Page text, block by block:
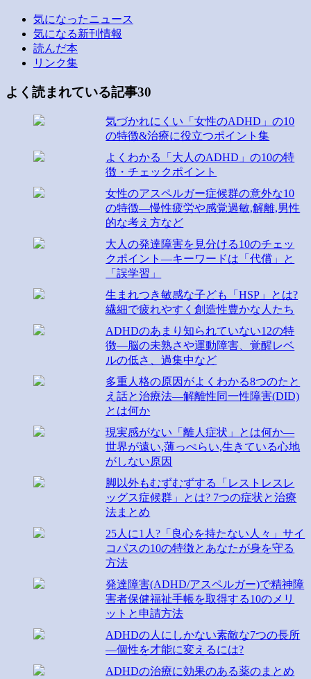
気になったニュース
気になる新刊情報
読んだ本
リンク集
よく読まれている記事30
気づかれにくい「女性のADHD」の10
の特徴&治療に役立つポイント集
よくわかる「大人のADHD」の10の特
徴・チェックポイント
女性のアスペルガー症候群の意外な10
の特徴―慢性疲労や感覚過敏,解離,男性
的な考え方など
大人の発達障害を見分ける10のチェッ
クポイント―キーワードは「代償」と
「誤学習」
生まれつき敏感な子ども「HSP」とは?
繊細で疲れやすく創造性豊かな人たち
ADHDのあまり知られていない12の特
徴―脳の未熟さや運動障害、覚醒レベ
ルの低さ、過集中など
多重人格の原因がよくわかる8つのたと
え話と治療法―解離性同一性障害(DID)
とは何か
現実感がない「離人症状」とは何か―
世界が遠い,薄っぺらい,生きている心地
がしない原因
脚以外もむずむずする「レストレスレ
ッグス症候群」とは? 7つの症状と治療
法まとめ
25人に1人?「良心を持たない人々」サイ
コパスの10の特徴とあなたが身を守る
方法
発達障害(ADHD/アスペルガー)で精神障
害者保健福祉手帳を取得する10のメリ
ットと申請方法
ADHDの人にしかない素敵な7つの長所
―個性を才能に変えるには?
ADHDの治療に効果のある薬のまとめ